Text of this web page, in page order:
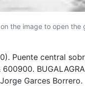
the image to open the
Puente central
600900.
Garces Borrero.